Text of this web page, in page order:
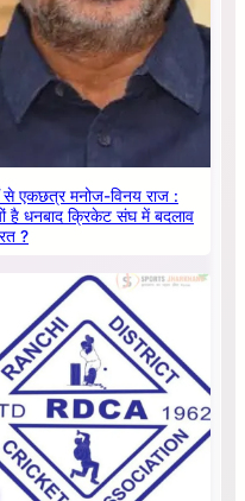
से एकछत्र मनोज-विनय राज :
है धनबाद क्रिकेट संघ में बदलाव
?